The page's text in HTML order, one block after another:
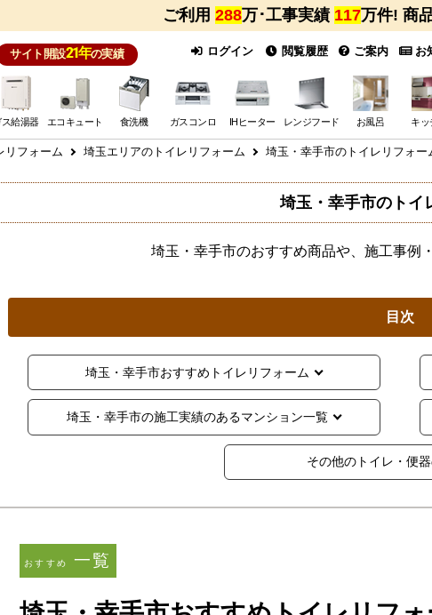
ご利用 288万･工事実績 117万件! 商
サイト開設21年の実績 ログイン 閲覧履歴 ご案内 お
ス給湯器 エコキュート 食洗機 ガスコンロ IHヒーター レンジフード お風呂 キッ
リフォーム 埼玉エリアのトイレリフォーム 埼玉・幸手市のトイレリフォー
埼玉・幸手市のトイ
埼玉・幸手市のおすすめ商品や、施工事例
目次
埼玉・幸手市おすすめトイレリフォーム
埼玉・幸手市の施工実績のあるマンション一覧
その他のトイレ・便
おすすめ 一覧